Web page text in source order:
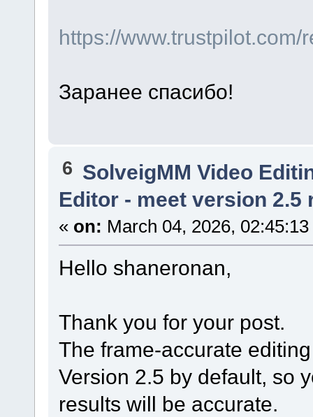
https://
Заранее спасибо!
6 SolveigMM Video
Editor - meet version 2.5
« on: March 04, 2026,
Hello shaneronan,
Thank you for your post.
The frame-accurate
Version 2.5 by default, so
results will be accurate.